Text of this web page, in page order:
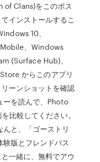
of Clans)をこのポス
インストールするこ
10、
、Windows
(Surface Hub)、
からこのアプリ
ーンショットを確認
ーを読んで、Photo
比較してください。
と、「ゴーストリ
版とフレンドパス
一緒に、無料でアウ